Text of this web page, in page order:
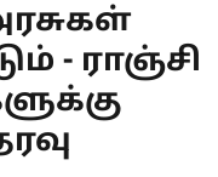
- ராஞ்சி